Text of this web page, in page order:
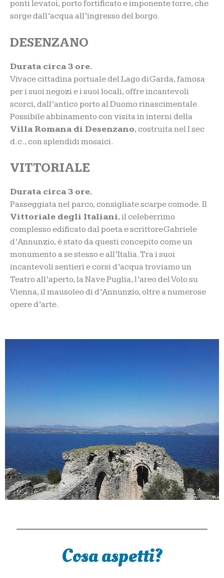
ponti levatoi, porto fortificato e imponente torre, che
sorge dall’acqua all’ingresso del borgo.
DESENZANO
Durata circa 3 ore.
Vivace cittadina portuale del Lago di Garda, famosa
per i suoi negozi e i suoi locali, offre incantevoli
scorci, dall’antico porto al Duomo rinascimentale.
Possibile abbinamento con visita in interni della
Villa Romana di Desenzano, costruita nel I sec
d.c., con splendidi mosaici.
VITTORIALE
Durata circa 3 ore.
Passeggiata nel parco, consigliate scarpe comode. Il
Vittoriale degli Italiani, il celeberrimo
complesso edificato dal poeta e scrittore Gabriele
d’Annunzio, è stato da questi concepito come un
monumento a se stesso e all’Italia. Tra i suoi
incantevoli sentieri e corsi d’acqua troviamo un
Teatro all’aperto, la Nave Puglia, l’areo del Volo su
Vienna, il mausoleo di d’Annunzio, oltre a numerose
opere d’arte.
Cosa aspetti?